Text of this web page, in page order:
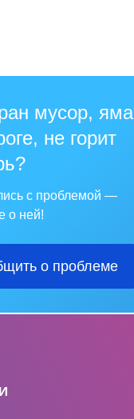
мусор, яма
не горит
с проблемой —
о ней!
о проблеме